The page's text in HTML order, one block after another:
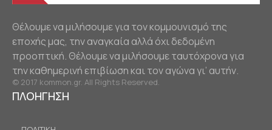
Θέλουμε να μιλήσουμε για τον κομμουνισμό της
εποχής μας, την αναγκαία αλλά όχι δεδομένη
προοπτική. Θέλουμε να μιλήσουμε ταυτόχρονα για
την καθημερινή επιβίωση και τον αγώνα γι’ αυτήν.
© 2017 kommon.gr. All Rights Reserved.
ΠΛΟΗΓΗΣΗ